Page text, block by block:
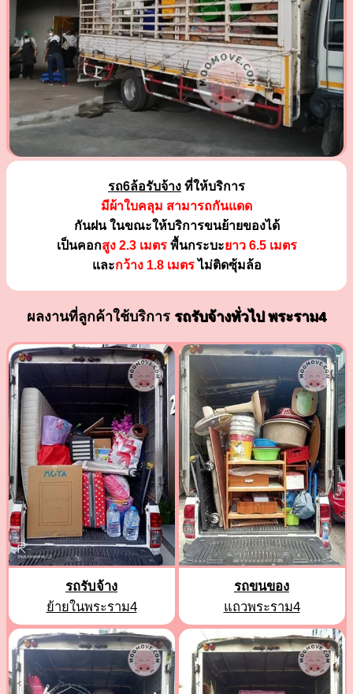
รถ6ล้อรับจ้าง ที่ให้บริการ
มีผ้าใบคลุม สามารถกันแดด
กันฝน ในขณะให้บริการขนย้ายของได้
เป็นคอกสูง 2.3 เมตรพื้นกระบะยาว 6.5 เมตร
และกว้าง 1.8 เมตรไม่ติดซุ้มล้อ
ผลงานที่ลูกค้าใช้บริการ รถรับจ้างทั่วไป พระราม4
รถรับจ้าง
ย้ายในพระราม4
รถขนของ
แถวพระราม4